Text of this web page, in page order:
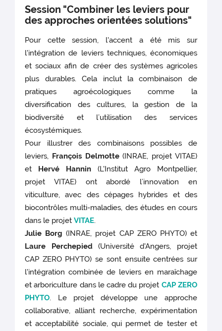
Session "Combiner les leviers pour
des approches orientées solutions"
Pour cette session, l'accent a été mis sur
l'intégration de leviers techniques, économiques
et sociaux afin de créer des systèmes agricoles
plus durables. Cela inclut la combinaison de
pratiques agroécologiques comme la
diversification des cultures, la gestion de la
biodiversité et l’utilisation des services
écosystémiques.
Pour illustrer des combinaisons possibles de
leviers, François Delmotte(INRAE, projet VITAE)
et Hervé Hannin (L'Institut Agro Montpellier,
projet VITAE) ont abordé l’innovation en
viticulture, avec des cépages hybrides et des
biocontrôles multi-maladies, des études en cours
dans le projetVITAE.
Julie Borg(INRAE, projet CAP ZERO PHYTO) et
Laure Perchepied (Université d'Angers, projet
CAP ZERO PHYTO) se sont ensuite centrées sur
l'intégration combinée de leviers en maraîchage
et arboriculture dans le cadre du projet CAP ZERO
PHYTO. Le projet développe une approche
collaborative, alliant recherche, expérimentation
et acceptabilité sociale, qui permet de tester et